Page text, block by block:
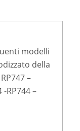
modelli
della
–
-RP744 –